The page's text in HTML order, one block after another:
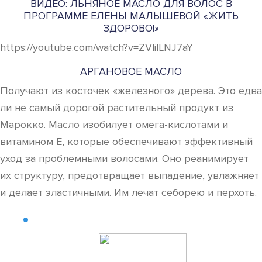
ВИДЕО: ЛЬНЯНОЕ МАСЛО ДЛЯ ВОЛОС В
ПРОГРАММЕ ЕЛЕНЫ МАЛЫШЕВОЙ «ЖИТЬ
ЗДОРОВО!»
https://youtube.com/watch?v=ZVlilLNJ7aY
АРГАНОВОЕ МАСЛО
Получают из косточек «железного» дерева. Это едва
ли не самый дорогой растительный продукт из
Марокко. Масло изобилует омега-кислотами и
витамином Е, которые обеспечивают эффективный
уход за проблемными волосами. Оно реанимирует
их структуру, предотвращает выпадение, увлажняет
и делает эластичными. Им лечат себорею и перхоть.